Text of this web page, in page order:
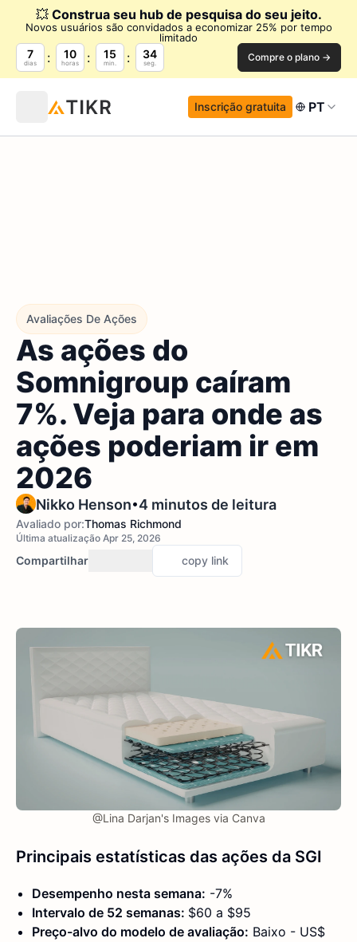
💥 Construa seu hub de pesquisa do seu jeito.
Novos usuários são convidados a economizar 25% por tempo
limitado
7
dias
10
horas
15
min.
33
seg. Compre o plano →
Inscrição gratuita PT
Avaliações De Ações
As ações do
Somnigroup caíram
7%. Veja para onde as
ações poderiam ir em
2026
Nikko Henson•4 minutos de leitura
Avaliado por:Thomas Richmond
Última atualização Apr 25, 2026
Compartilhar copy link
@Lina Darjan's Images via Canva
Principais estatísticas das ações da SGI
Desempenho nesta semana: -7%
Intervalo de 52 semanas: $60 a $95
Preço-alvo do modelo de avaliação: Baixo - US$